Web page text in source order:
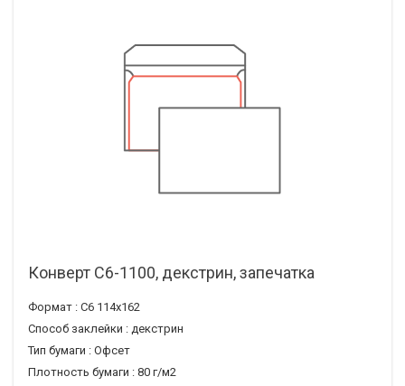
Конверт С6-1100, декстрин, запечатка
Формат : С6 114х162
Способ заклейки : декстрин
Тип бумаги : Офсет
Плотность бумаги : 80 г/м2